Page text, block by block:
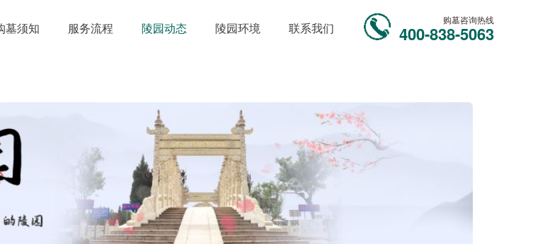
墓须知 服务流程 陵园动态 陵园环境 联系我们
购墓咨询热线
400-838-5063